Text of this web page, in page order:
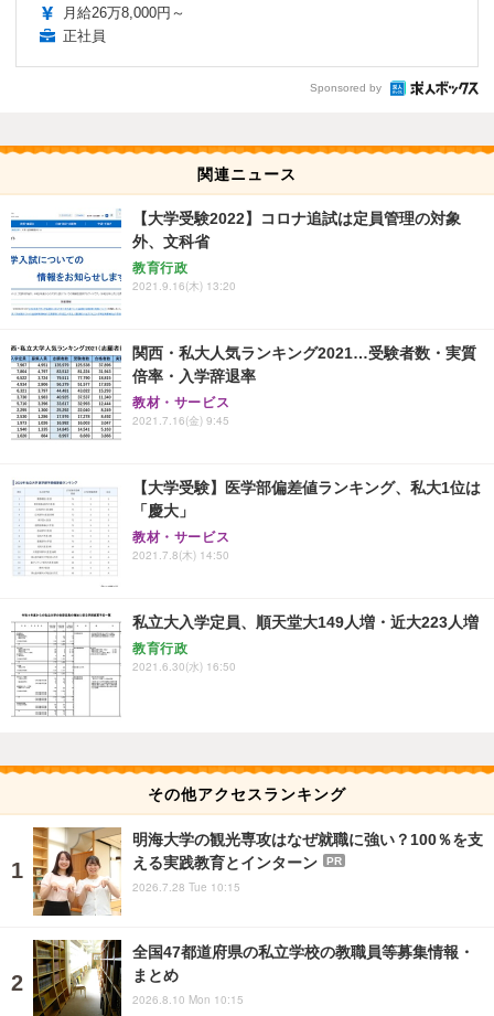
月給26万8,000円～
正社員
Sponsored by
関連ニュース
【大学受験2022】コロナ追試は定員管理の対象
外、文科省
教育行政
2021.9.16(木) 13:20
関西・私大人気ランキング2021…受験者数・実質
倍率・入学辞退率
教材・サービス
2021.7.16(金) 9:45
【大学受験】医学部偏差値ランキング、私大1位は
「慶大」
教材・サービス
2021.7.8(木) 14:50
私立大入学定員、順天堂大149人増・近大223人増
教育行政
2021.6.30(水) 16:50
その他アクセスランキング
明海大学の観光専攻はなぜ就職に強い？100％を支
える実践教育とインターン
PR
2026.7.28 Tue 10:15
全国47都道府県の私立学校の教職員等募集情報・
まとめ
2026.8.10 Mon 10:15